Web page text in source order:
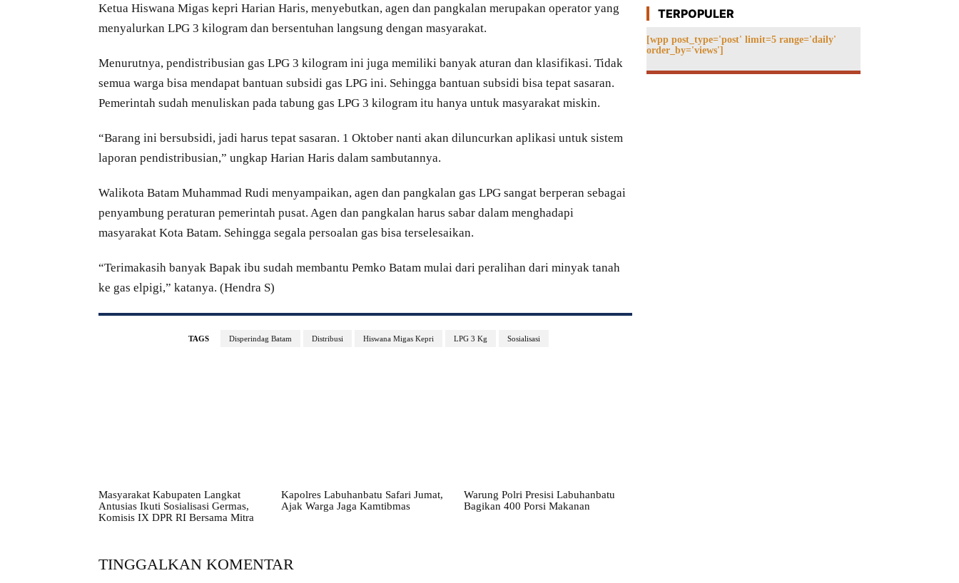
Ketua Hiswana Migas kepri Harian Haris, menyebutkan, agen dan pangkalan merupakan operator yang
menyalurkan LPG 3 kilogram dan bersentuhan langsung dengan masyarakat.
Menurutnya, pendistribusian gas LPG 3 kilogram ini juga memiliki banyak aturan dan klasifikasi. Tidak
semua warga bisa mendapat bantuan subsidi gas LPG ini. Sehingga bantuan subsidi bisa tepat sasaran.
Pemerintah sudah menuliskan pada tabung gas LPG 3 kilogram itu hanya untuk masyarakat miskin.
“Barang ini bersubsidi, jadi harus tepat sasaran. 1 Oktober nanti akan diluncurkan aplikasi untuk sistem
laporan pendistribusian,” ungkap Harian Haris dalam sambutannya.
Walikota Batam Muhammad Rudi menyampaikan, agen dan pangkalan gas LPG sangat berperan sebagai
penyambung peraturan pemerintah pusat. Agen dan pangkalan harus sabar dalam menghadapi
masyarakat Kota Batam. Sehingga segala persoalan gas bisa terselesaikan.
“Terimakasih banyak Bapak ibu sudah membantu Pemko Batam mulai dari peralihan dari minyak tanah
ke gas elpigi,” katanya. (Hendra S)
TAGS Disperindag Batam Distribusi Hiswana Migas Kepri LPG 3 Kg Sosialisasi
Masyarakat Kabupaten Langkat
Antusias Ikuti Sosialisasi Germas,
Komisis IX DPR RI Bersama Mitra
Kapolres Labuhanbatu Safari Jumat,
Ajak Warga Jaga Kamtibmas
Warung Polri Presisi Labuhanbatu
Bagikan 400 Porsi Makanan
TINGGALKAN KOMENTAR
TERPOPULER
[wpp post_type='post' limit=5 range='daily'
order_by='views']